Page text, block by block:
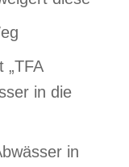
„TFA
in die
in